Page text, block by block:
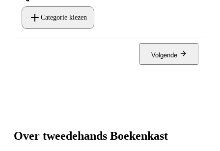
Categorie kiezen
Volgende
Over tweedehands Boekenkast